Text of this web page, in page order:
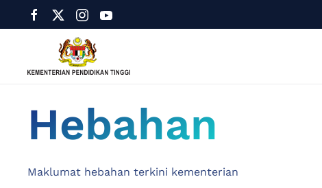
Hebahan
Maklumat hebahan terkini kementerian